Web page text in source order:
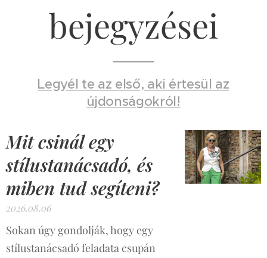
bejegyzései
Legyél te az első, aki értesül az
újdonságokról!
Mit csinál egy
stílustanácsadó, és
miben tud segíteni?
2026.08.06
Sokan úgy gondolják, hogy egy
stílustanácsadó feladata csupán